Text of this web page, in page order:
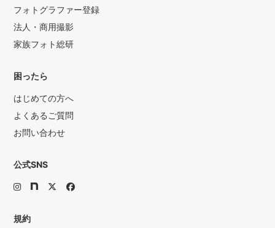
フォトグラファー登録
法人・商用撮影
家族フォト総研
困ったら
はじめての方へ
よくあるご質問
お問い合わせ
公式SNS
規約